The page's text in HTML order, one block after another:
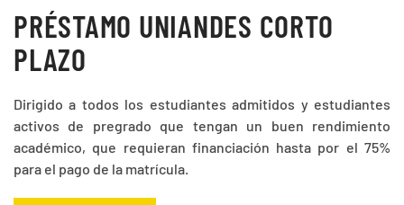
PRÉSTAMO UNIANDES CORTO
PLAZO
Dirigido a todos los estudiantes admitidos y estudiantes
activos de pregrado que tengan un buen rendimiento
académico, que requieran financiación hasta por el 75%
para el pago de la matrícula.